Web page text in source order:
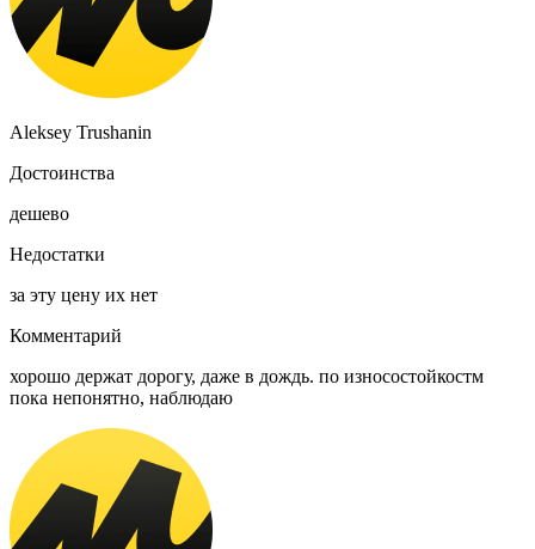
Aleksey Trushanin
Достоинства
дешево
Недостатки
за эту цену их нет
Комментарий
хорошо держат дорогу, даже в дождь. по износостойкостм
пока непонятно, наблюдаю